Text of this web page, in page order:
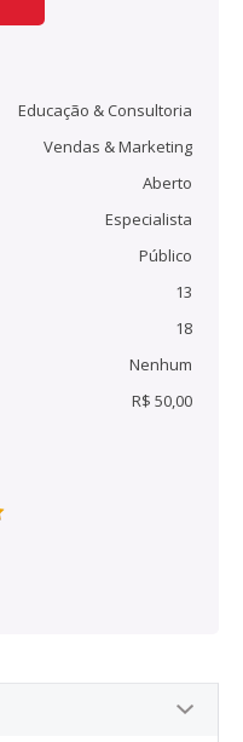
Educação & Consultoria
Vendas & Marketing
Aberto
Especialista
Público
13
18
Nenhum
R$ 50,00